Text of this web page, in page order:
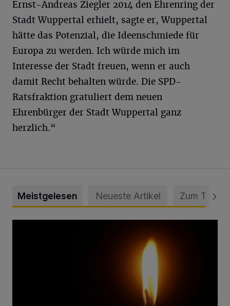
Ernst-Andreas Ziegler 2014 den Ehrenring der
Stadt Wuppertal erhielt, sagte er, Wuppertal
hätte das Potenzial, die Ideenschmiede für
Europa zu werden. Ich würde mich im
Interesse der Stadt freuen, wenn er auch
damit Recht behalten würde. Die SPD-
Ratsfraktion gratuliert dem neuen
Ehrenbürger der Stadt Wuppertal ganz
herzlich.“
Meistgelesen Neueste Artikel Zum Thema